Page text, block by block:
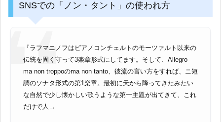
SNSでの「ノン・タント」の使われ方
『ラフマニノフはピアノコンチェルトのモーツァルト以来の
伝統を固く守って3楽章形式にしてます。そして、Allegro
ma non troppoのma non tanto、彼流の言い方をすれば、ニ短
調のソナタ形式の第1楽章。最初に天から降ってきたみたい
な自然で少し懐かしい歌うような第一主題が出てきて、これ
だけで人→